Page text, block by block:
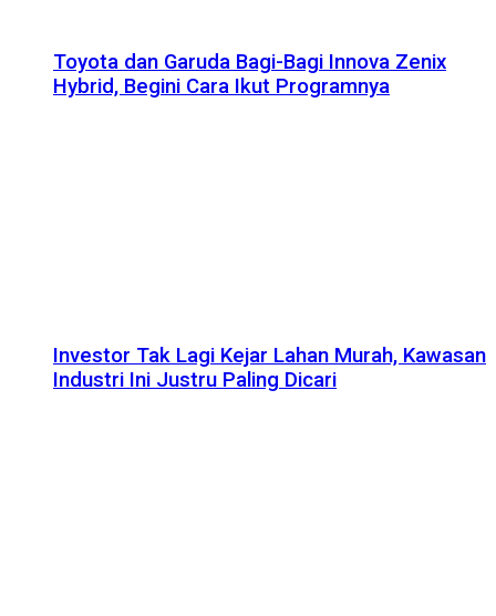
Toyota dan Garuda Bagi-Bagi Innova Zenix
Hybrid, Begini Cara Ikut Programnya
Investor Tak Lagi Kejar Lahan Murah, Kawasan
Industri Ini Justru Paling Dicari